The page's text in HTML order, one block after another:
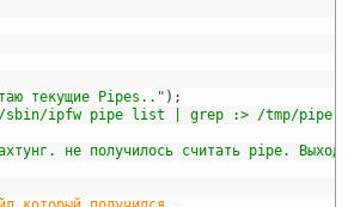
текущие Pipes.." ) ;
sbin/ipfw pipe list | grep :> /tmp/
не получилось считать pipe.